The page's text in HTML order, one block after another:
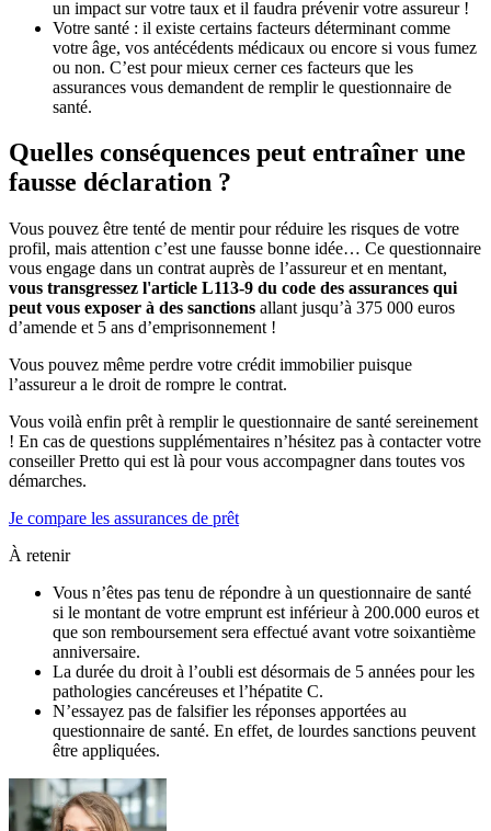
un impact sur votre taux et il faudra prévenir votre assureur !
Votre santé : il existe certains facteurs déterminant comme
votre âge, vos antécédents médicaux ou encore si vous fumez
ou non. C’est pour mieux cerner ces facteurs que les
assurances vous demandent de remplir le questionnaire de
santé.
Quelles conséquences peut entraîner une
fausse déclaration ?
Vous pouvez être tenté de mentir pour réduire les risques de votre
profil, mais attention c’est une fausse bonne idée… Ce questionnaire
vous engage dans un contrat auprès de l’assureur et en mentant,
vous transgressez l'article L113-9 du code des assurances qui
peut vous exposer à des sanctions allant jusqu’à 375 000 euros
d’amende et 5 ans d’emprisonnement !
Vous pouvez même perdre votre crédit immobilier puisque
l’assureur a le droit de rompre le contrat.
Vous voilà enfin prêt à remplir le questionnaire de santé sereinement
! En cas de questions supplémentaires n’hésitez pas à contacter votre
conseiller Pretto qui est là pour vous accompagner dans toutes vos
démarches.
Je compare les assurances de prêt
À retenir
Vous n’êtes pas tenu de répondre à un questionnaire de santé
si le montant de votre emprunt est inférieur à 200.000 euros et
que son remboursement sera effectué avant votre soixantième
anniversaire.
La durée du droit à l’oubli est désormais de 5 années pour les
pathologies cancéreuses et l’hépatite C.
N’essayez pas de falsifier les réponses apportées au
questionnaire de santé. En effet, de lourdes sanctions peuvent
être appliquées.